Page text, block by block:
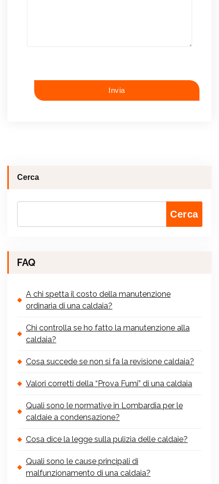
Cerca
Cerca
FAQ
A chi spetta il costo della manutenzione
ordinaria di una caldaia?
Chi controlla se ho fatto la manutenzione alla
caldaia?
Cosa succede se non si fa la revisione caldaia?
Valori corretti della “Prova Fumi” di una caldaia
Quali sono le normative in Lombardia per le
caldaie a condensazione?
Cosa dice la legge sulla pulizia delle caldaie?
Quali sono le cause principali di
malfunzionamento di una caldaia?